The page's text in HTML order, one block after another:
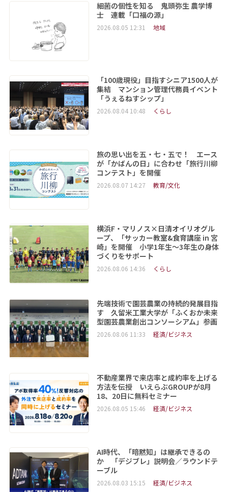
細菌の個性を知る 鬼頭弥生 農学博
士 連載「口福の源」
2026.08.05 12:31 地域
「100歳現役」目指すシニア1500人が
集結 マンション管理代務員イベント
「うぇるねすシップ」
2026.08.04 10:48 くらし
旅の思い出を五・七・五で！ エース
が「かばんの日」に合わせ「旅行川柳
コンテスト」を開催
2026.08.07 14:27 教育/文化
横浜F・マリノス×日清オイリオグル
ープ、「サッカー教室&食育講座 in 宮
崎」を開催 小学1年生～3年生の身体
づくりをサポート
2026.08.06 14:36 くらし
先端技術で園芸農業の持続的発展目指
す 久留米工業大学が「ふくおか未来
型園芸農業創出コンソーシアム」参画
2026.08.06 11:33 経済/ビジネス
不動産業界で来店率と成約率を上げる
方法を伝授 いえらぶGROUPが8月
18、20日に無料セミナー
2026.08.05 15:46 経済/ビジネス
AI時代、「暗黙知」は継承できるの
か 「デジブレ」説明会／ラウンドテ
ーブル
2026.08.03 15:15 経済/ビジネス